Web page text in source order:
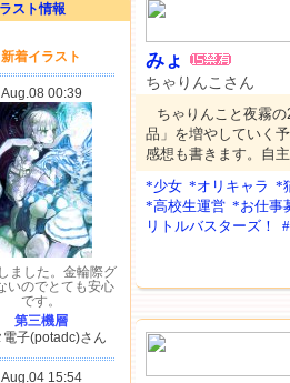
スト情報
みょ
ちゃりんこさん
ちゃりんこと夜霧
品」を増やしていく
感想も書きます。自
*少女 *オリキャラ *
*高校生運営 *お仕事
リトルバスターズ！